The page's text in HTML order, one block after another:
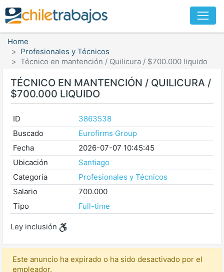
Home
Profesionales y Técnicos
Técnico en mantención / Quilicura / $700.000 liquido
TÉCNICO EN MANTENCIÓN / QUILICURA /
$700.000 LIQUIDO
ID
3863538
Buscado
Eurofirms Group
Fecha
2026-07-07 10:45:45
Ubicación
Santiago
Categoría
Profesionales y Técnicos
Salario
700.000
Tipo
Full-time
Ley inclusión
Este anuncio ha expirado o ha sido desactivado por el
empleador.